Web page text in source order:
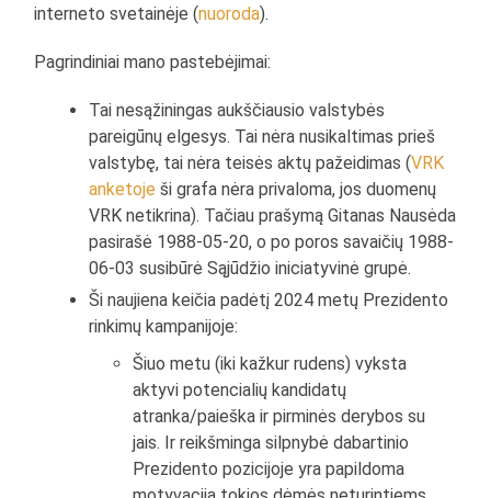
interneto svetainėje (nuoroda).
Pagrindiniai mano pastebėjimai:
Tai nesąžiningas aukščiausio valstybės
pareigūnų elgesys. Tai nėra nusikaltimas prieš
valstybę, tai nėra teisės aktų pažeidimas (VRK
anketoje ši grafa nėra privaloma, jos duomenų
VRK netikrina). Tačiau prašymą Gitanas Nausėda
pasirašė 1988-05-20, o po poros savaičių 1988-
06-03 susibūrė Sąjūdžio iniciatyvinė grupė.
Ši naujiena keičia padėtį 2024 metų Prezidento
rinkimų kampanijoje:
Šiuo metu (iki kažkur rudens) vyksta
aktyvi potencialių kandidatų
atranka/paieška ir pirminės derybos su
jais. Ir reikšminga silpnybė dabartinio
Prezidento pozicijoje yra papildoma